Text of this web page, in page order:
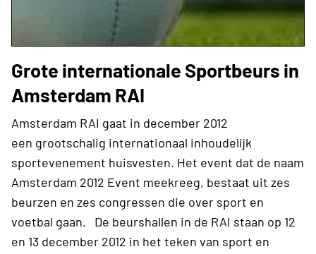
Grote internationale Sportbeurs in
Amsterdam RAI
Amsterdam RAI gaat in december 2012
een grootschalig internationaal inhoudelijk
sportevenement huisvesten. Het event dat de naam
Amsterdam 2012 Event meekreeg, bestaat uit zes
beurzen en zes congressen die over sport en
voetbal gaan. De beurshallen in de RAI staan op 12
en 13 december 2012 in het teken van sport en